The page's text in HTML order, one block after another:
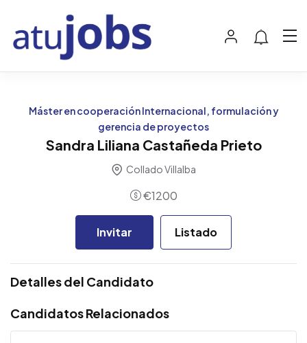
Máster en cooperación Internacional, formulación y
gerencia de proyectos
Sandra Liliana Castañeda Prieto
Collado Villalba
€1200
Invitar Listado
Detalles del Candidato
Candidatos Relacionados